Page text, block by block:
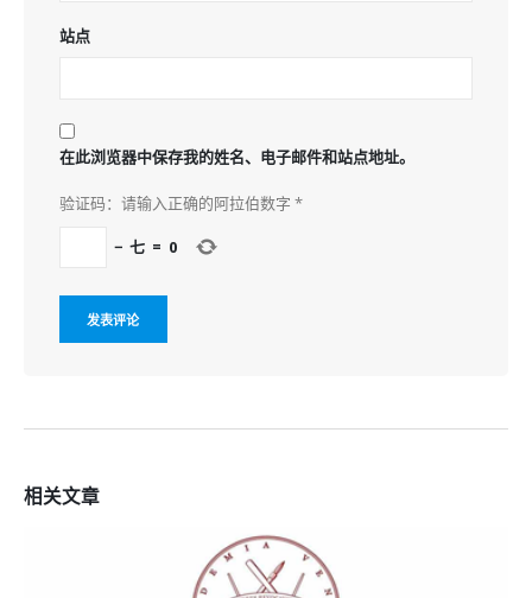
站点
在此浏览器中保存我的姓名、电子邮件和站点地址。
验证码：请输入正确的阿拉伯数字 *
− 七 = 0
相关文章